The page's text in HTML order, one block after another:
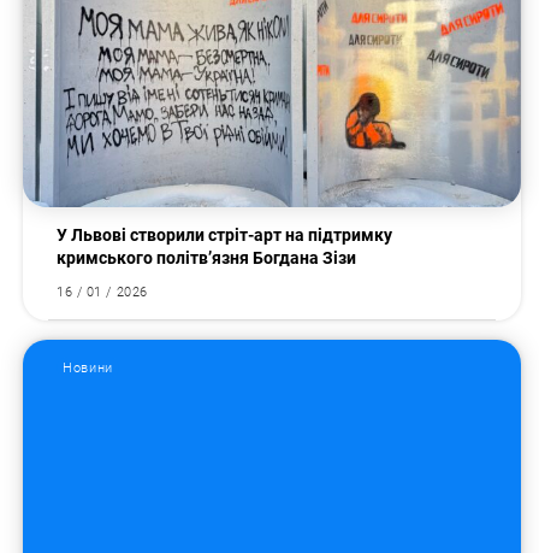
У Львові створили стріт-арт на підтримку
кримського політв’язня Богдана Зізи
16 / 01 / 2026
Новини